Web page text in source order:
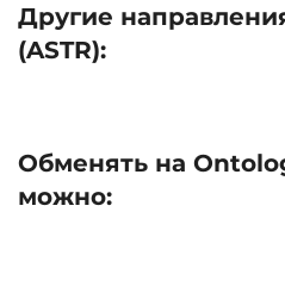
Другие
(ASTR):
Обменять на
можно: